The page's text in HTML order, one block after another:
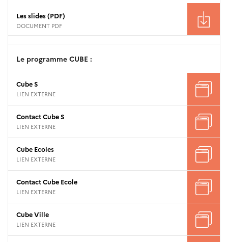
Les slides (PDF)
DOCUMENT PDF
Le programme CUBE :
Cube S
LIEN EXTERNE
Contact Cube S
LIEN EXTERNE
Cube Ecoles
LIEN EXTERNE
Contact Cube Ecole
LIEN EXTERNE
Cube Ville
LIEN EXTERNE